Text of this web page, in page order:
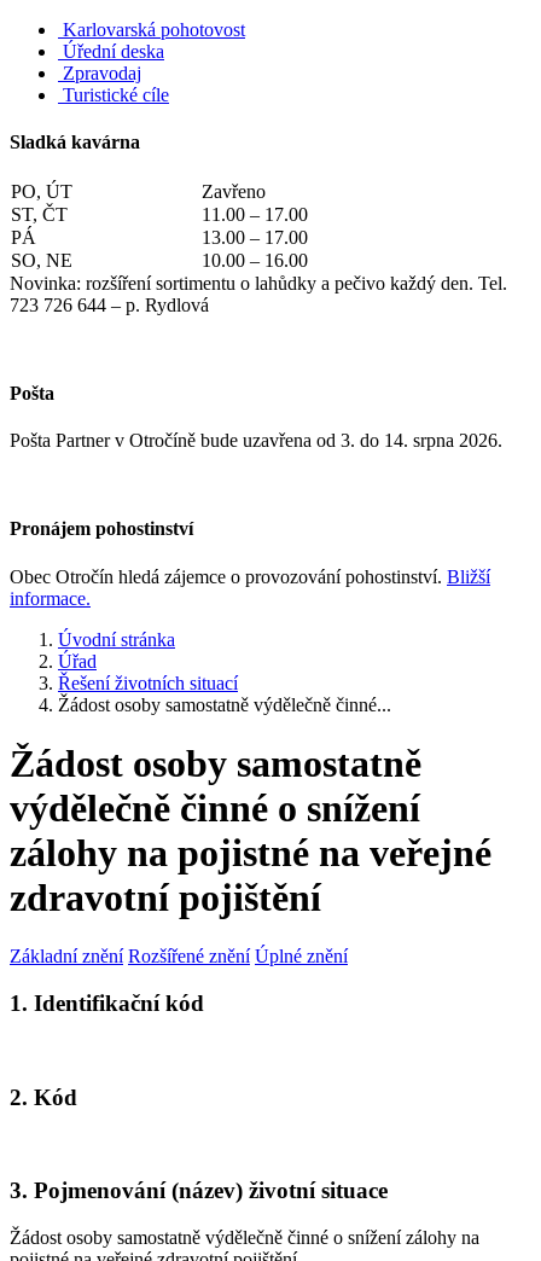
Karlovarská pohotovost
Úřední deska
Zpravodaj
Turistické cíle
Sladká kavárna
PO, ÚT
Zavřeno
ST, ČT
11.00 – 17.00
PÁ
13.00 – 17.00
SO, NE
10.00 – 16.00
Novinka: rozšíření sortimentu o lahůdky a pečivo každý den. Tel.
723 726 644 – p. Rydlová
Pošta
Pošta Partner v Otročíně bude uzavřena od 3. do 14. srpna 2026.
Pronájem pohostinství
Obec Otročín hledá zájemce o provozování pohostinství. Bližší
informace.
Úvodní stránka
Úřad
Řešení životních situací
Žádost osoby samostatně výdělečně činné...
Žádost osoby samostatně
výdělečně činné o snížení
zálohy na pojistné na veřejné
zdravotní pojištění
Základní znění Rozšířené znění Úplné znění
1. Identifikační kód
2. Kód
3. Pojmenování (název) životní situace
Žádost osoby samostatně výdělečně činné o snížení zálohy na